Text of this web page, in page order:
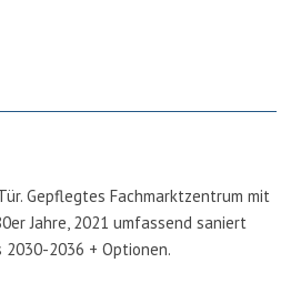
Gepflegtes Fachmarktzentrum mit
Jahre, 2021 umfassend saniert
2036 + Optionen.